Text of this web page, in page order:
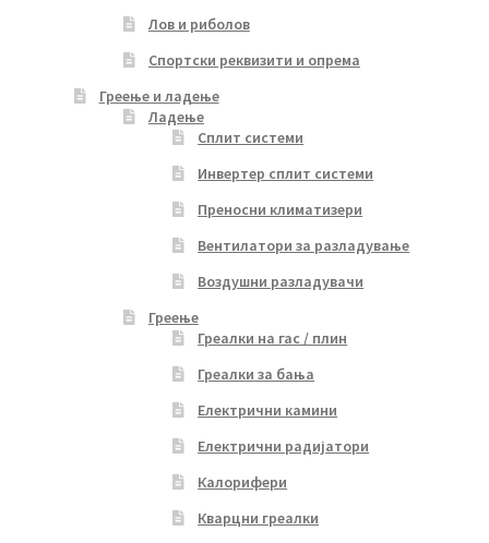
Лов и риболов
Спортски реквизити и опрема
Греење и ладење
Ладење
Сплит системи
Инвертер сплит системи
Преносни климатизери
Вентилатори за разладување
Воздушни разладувачи
Греење
Греалки на гас / плин
Греалки за бања
Електрични камини
Електрични радијатори
Калорифери
Кварцни греалки